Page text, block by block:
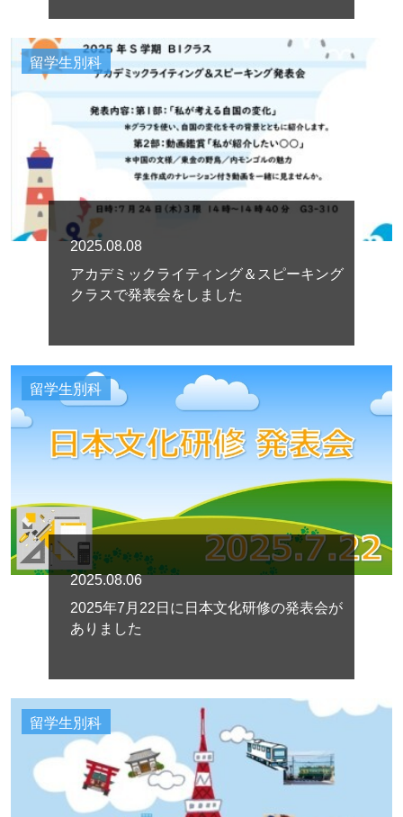
留学生別科
2025.08.08
アカデミックライティング＆スピーキング
クラスで発表会をしました
留学生別科
2025.08.06
2025年7月22日に日本文化研修の発表会が
ありました
留学生別科